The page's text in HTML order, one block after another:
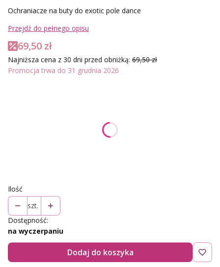
Ochraniacze na buty do exotic pole dance
Przejdź do pełnego opisu
69,50 zł
Najniższa cena z 30 dni przed obniżką: 69,50 zł
Promocja trwa do 31 grudnia 2026
Ilość
szt.
Dostępność:
na wyczerpaniu
Dodaj do koszyka